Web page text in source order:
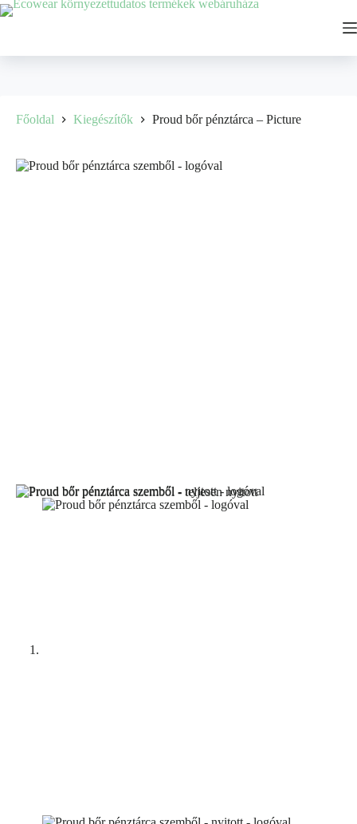
Ugrás
a
Főoldal Kiegészítők Proud bőr pénztárca – Picture